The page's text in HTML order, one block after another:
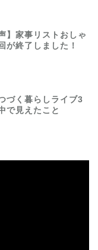
】家事リストおしゃ
が終了しました！
づく暮らしライブ3
で見えたこと